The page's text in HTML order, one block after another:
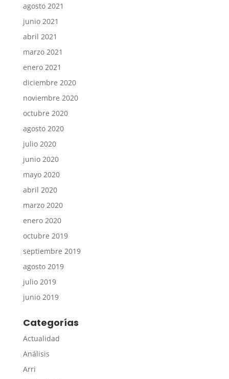
agosto 2021
junio 2021
abril 2021
marzo 2021
enero 2021
diciembre 2020
noviembre 2020
octubre 2020
agosto 2020
julio 2020
junio 2020
mayo 2020
abril 2020
marzo 2020
enero 2020
octubre 2019
septiembre 2019
agosto 2019
julio 2019
junio 2019
Categorías
Actualidad
Análisis
Arri